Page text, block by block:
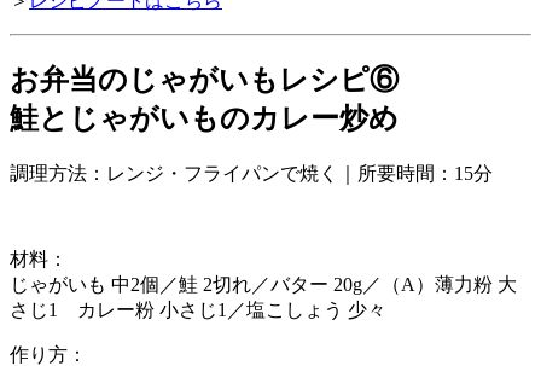
お弁当のじゃがいもレシピ⑥
鮭とじゃがいものカレー炒め
調理方法：レンジ・フライパンで焼く｜所要時間：15分
材料：
じゃがいも 中2個／鮭 2切れ／バター 20g／（A）薄力粉 大
さじ1 カレー粉 小さじ1／塩こしょう 少々
作り方：